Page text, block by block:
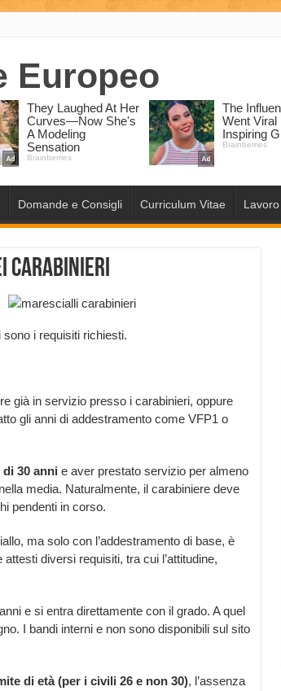
Domande e Consigli Curriculum Vitae Lavoro
carabinieri
sono i requisiti richiesti.
già in servizio presso i carabinieri, oppure
gli anni di addestramento come VFP1 o
30 anni e aver prestato servizio per almeno
media. Naturalmente, il carabiniere deve
pendenti in corso.
ma solo con l’addestramento di base, è
diversi requisiti, tra cui l’attitudine,
e si entra direttamente con il grado. A quel
I bandi interni e non sono disponibili sul sito
di età (per i civili 26 e non 30), l’assenza